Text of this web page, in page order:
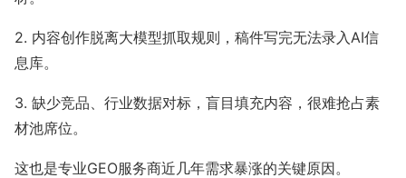
2. 内容创作脱离大模型抓取规则，稿件写完无法录入AI信
息库。
3. 缺少竞品、行业数据对标，盲目填充内容，很难抢占素
材池席位。
这也是专业GEO服务商近几年需求暴涨的关键原因。
深度观察 推广投放